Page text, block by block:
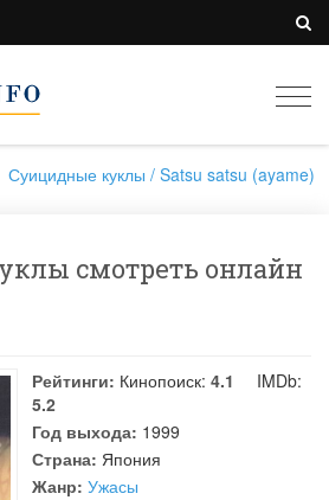
Суицидные куклы / Satsu satsu (ayame)
смотреть онлайн
Рейтинги: Кинопоиск: 4.1
IMDb:
5.2
Год выхода: 1999
Страна: Япония
Жанр: Ужасы